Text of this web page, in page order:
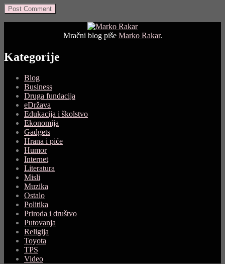
Mračni blog piše Marko Rakar.
Kategorije
Blog
Business
Druga fundacija
eDržava
Edukacija i školstvo
Ekonomija
Gadgets
Hrana i piće
Humor
Internet
Literatura
Misli
Muzika
Ostalo
Politika
Priroda i društvo
Putovanja
Religija
Toyota
TPS
Video